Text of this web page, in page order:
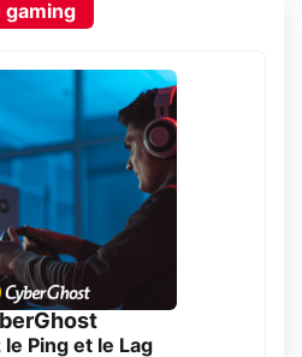
gaming
le Ping et le Lag